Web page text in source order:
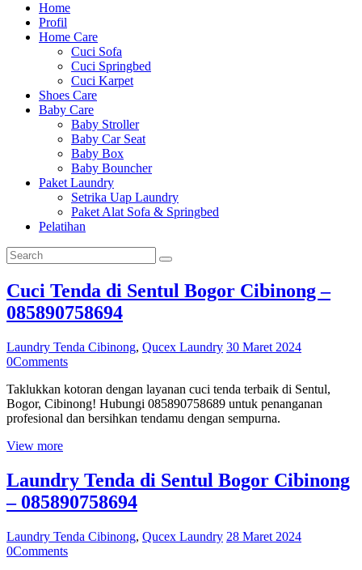
Home
Profil
Home Care
Cuci Sofa
Cuci Springbed
Cuci Karpet
Shoes Care
Baby Care
Baby Stroller
Baby Car Seat
Baby Box
Baby Bouncher
Paket Laundry
Setrika Uap Laundry
Paket Alat Sofa & Springbed
Pelatihan
Cuci Tenda di Sentul Bogor Cibinong –
085890758694
Laundry Tenda Cibinong, Qucex Laundry 30 Maret 2024
0Comments
Taklukkan kotoran dengan layanan cuci tenda terbaik di Sentul,
Bogor, Cibinong! Hubungi 085890758689 untuk penanganan
profesional dan bersihkan tendamu dengan sempurna.
View more
Laundry Tenda di Sentul Bogor Cibinong
– 085890758694
Laundry Tenda Cibinong, Qucex Laundry 28 Maret 2024
0Comments